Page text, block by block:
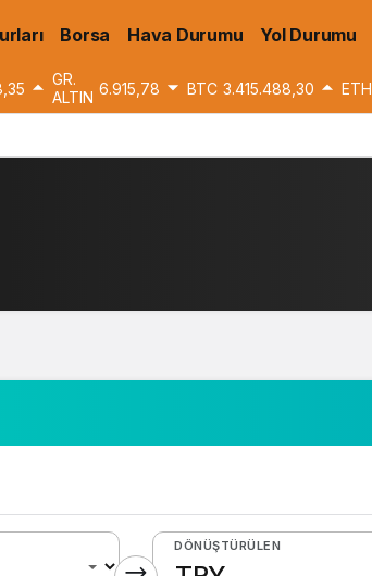
Borsa Hava Durumu Yol Durumu
GR.
ALTIN 6.915,78 BTC 3.415.488,30 ETH
DÖNÜŞTÜRÜLEN